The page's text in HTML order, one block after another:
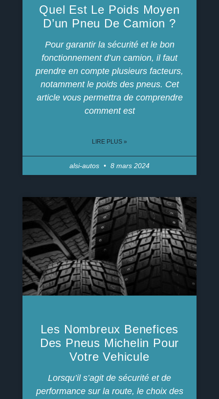
Quel Est Le Poids Moyen
D’un Pneu De Camion ?
Pour garantir la sécurité et le bon
fonctionnement d’un camion, il faut
prendre en compte plusieurs facteurs,
notamment le poids des pneus. Cet
article vous permettra de comprendre
comment est
LIRE PLUS »
alsi-autos 8 mars 2024
Les Nombreux Benefices
Des Pneus Michelin Pour
Votre Vehicule
Lorsqu’il s’agit de sécurité et de
performance sur la route, le choix des